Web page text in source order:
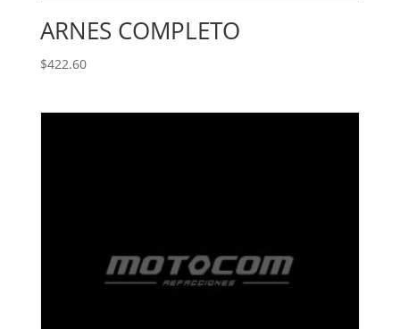
ARNES COMPLETO
$422.60